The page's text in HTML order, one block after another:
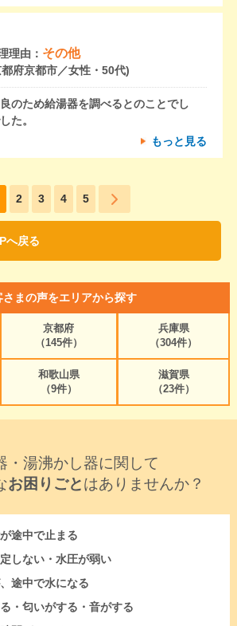
理由： その他
府京都市／女性・50代)
のため給湯器を調べるとのことでし
た。
もっと見る
2 3 4 5
へ戻る
さまの声をエリアから探す
京都府
（145件）
兵庫県
（304件）
和歌山県
（9件）
滋賀県
（23件）
・湯沸かし器に関して
お困りごとはありませんか？
途中で止まる
しない・水圧が弱い
途中で水になる
・匂いがする・音がする